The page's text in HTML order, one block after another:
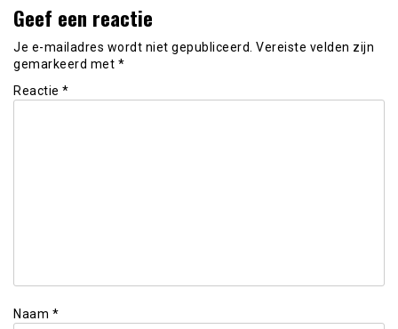
Geef een reactie
Je e-mailadres wordt niet gepubliceerd. Vereiste velden zijn
gemarkeerd met *
Reactie *
Naam *